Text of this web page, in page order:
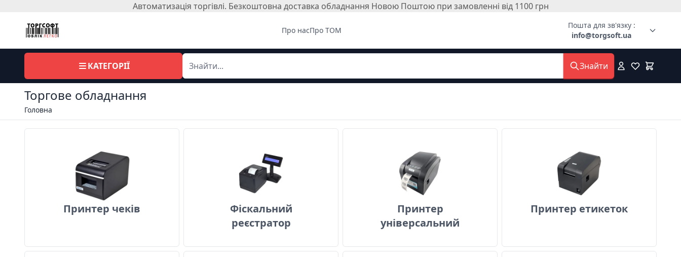
Автоматизація торгівлі. Безкоштовна доставка обладнання Новою Поштою при замовленні від 1100 грн
Про насПро ТОМ
Пошта для зв'язку :
info@torgsoft.ua
КАТЕГОРІЇ Знайти
Торгове обладнання
Головна
Принтер чеків
Фіскальний
реєстратор
Принтер
універсальний
Принтер етикеток